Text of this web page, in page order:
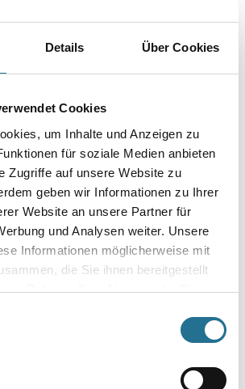
Details Über Cookies
Cookies
um Inhalte und Anzeigen zu
für soziale Medien anbieten
Zugriffe auf unsere Website zu
geben wir Informationen zu Ihrer
Website an unsere Partner für
und Analysen weiter. Unsere
Informationen möglicherweise mit
die Sie ihnen bereitgestellt
im Rahmen Ihrer Nutzung der Dienste